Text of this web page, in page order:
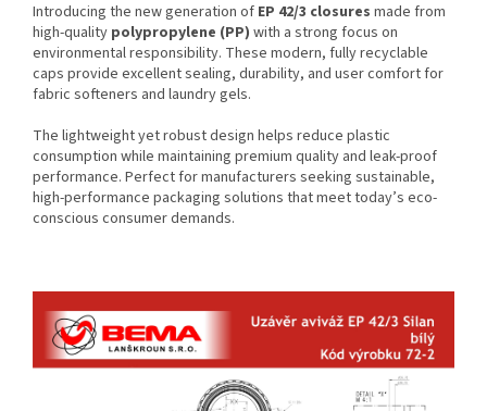
Introducing the new generation of EP 42/3 closures made from
high-quality polypropylene (PP) with a strong focus on
environmental responsibility. These modern, fully recyclable
caps provide excellent sealing, durability, and user comfort for
fabric softeners and laundry gels.
The lightweight yet robust design helps reduce plastic
consumption while maintaining premium quality and leak-proof
performance. Perfect for manufacturers seeking sustainable,
high-performance packaging solutions that meet today’s eco-
conscious consumer demands.